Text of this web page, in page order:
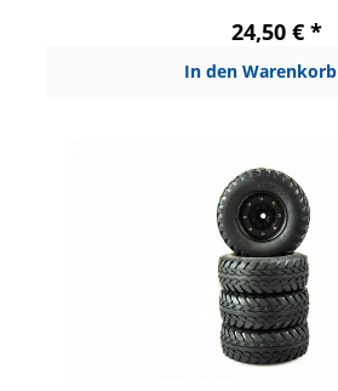
24,50 € *
In den Warenkorb